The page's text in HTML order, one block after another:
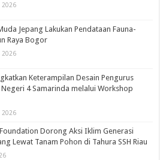
2026
Jepang Lakukan Pendataan Fauna-
Raya Bogor
2026
Keterampilan Desain Pengurus
Negeri 4 Samarinda melalui Workshop
2026
Dorong Aksi Iklim Generasi
Lewat Tanam Pohon di Tahura SSH Riau